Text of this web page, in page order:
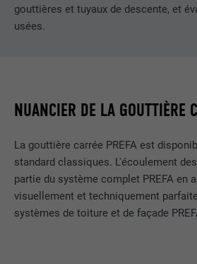
gouttières et tuyaux de descente, et
usées.
NUANCIER DE LA GOUTTIÈRE
La gouttière carrée PREFA est
standard classiques. L'écoulement
partie du système complet PREFA en
visuellement et techniquement
systèmes de toiture et de façade